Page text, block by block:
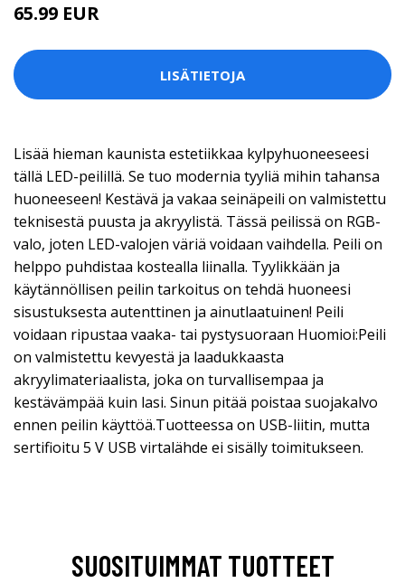
65.99 EUR
LISÄTIETOJA
Lisää hieman kaunista estetiikkaa kylpyhuoneeseesi
tällä LED-peilillä. Se tuo modernia tyyliä mihin tahansa
huoneeseen! Kestävä ja vakaa seinäpeili on valmistettu
teknisestä puusta ja akryylistä. Tässä peilissä on RGB-
valo, joten LED-valojen väriä voidaan vaihdella. Peili on
helppo puhdistaa kostealla liinalla. Tyylikkään ja
käytännöllisen peilin tarkoitus on tehdä huoneesi
sisustuksesta autenttinen ja ainutlaatuinen! Peili
voidaan ripustaa vaaka- tai pystysuoraan Huomioi:Peili
on valmistettu kevyestä ja laadukkaasta
akryylimateriaalista, joka on turvallisempaa ja
kestävämpää kuin lasi. Sinun pitää poistaa suojakalvo
ennen peilin käyttöä.Tuotteessa on USB-liitin, mutta
sertifioitu 5 V USB virtalähde ei sisälly toimitukseen.
SUOSITUIMMAT TUOTTEET